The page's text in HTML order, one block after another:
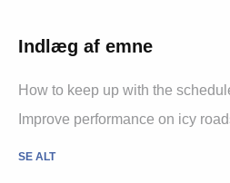
Indlæg af emne
How to keep up with the
Improve performance on icy
SE ALT